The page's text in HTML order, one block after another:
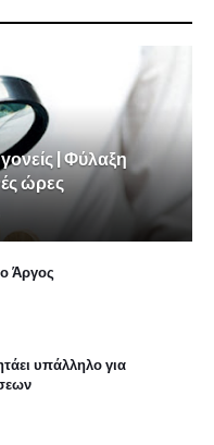
| Φύλαξη
ώρες
Άργος
υπάλληλο για